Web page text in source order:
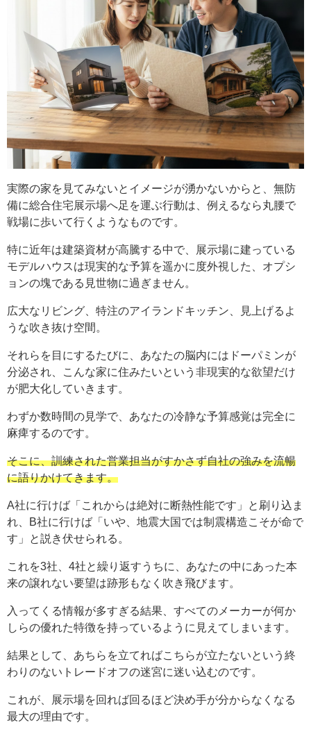
実際の家を見てみないとイメージが湧かないからと、無防
備に総合住宅展示場へ足を運ぶ行動は、例えるなら丸腰で
戦場に歩いて行くようなものです。
特に近年は建築資材が高騰する中で、展示場に建っている
モデルハウスは現実的な予算を遥かに度外視した、オプシ
ョンの塊である見世物に過ぎません。
広大なリビング、特注のアイランドキッチン、見上げるよ
うな吹き抜け空間。
それらを目にするたびに、あなたの脳内にはドーパミンが
分泌され、こんな家に住みたいという非現実的な欲望だけ
が肥大化していきます。
わずか数時間の見学で、あなたの冷静な予算感覚は完全に
麻痺するのです。
そこに、訓練された営業担当がすかさず自社の強みを流暢
に語りかけてきます。
A社に行けば「これからは絶対に断熱性能です」と刷り込ま
れ、B社に行けば「いや、地震大国では制震構造こそが命で
す」と説き伏せられる。
これを3社、4社と繰り返すうちに、あなたの中にあった本
来の譲れない要望は跡形もなく吹き飛びます。
入ってくる情報が多すぎる結果、すべてのメーカーが何か
しらの優れた特徴を持っているように見えてしまいます。
結果として、あちらを立てればこちらが立たないという終
わりのないトレードオフの迷宮に迷い込むのです。
これが、展示場を回れば回るほど決め手が分からなくなる
最大の理由です。